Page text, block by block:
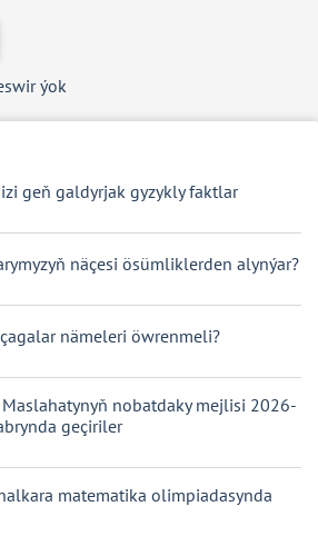
geň galdyrjak gyzykly faktlar
näçesi ösümliklerden alynýar?
nämeleri öwrenmeli?
nobatdaky mejlisi 2026-
geçiriler
matematika olimpiadasynda
ýok